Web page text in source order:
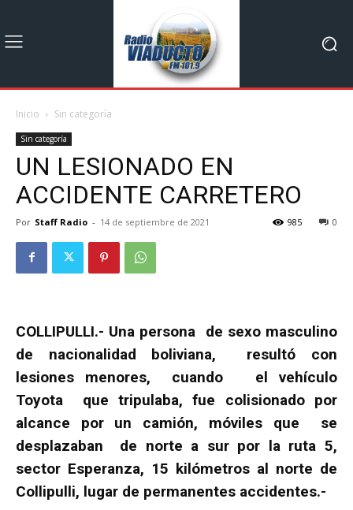
Inicio Sin categoría
Sin categoría
UN LESIONADO EN
ACCIDENTE CARRETERO
Por Staff Radio - 14 de septiembre de 2021 0
985
COLLIPULLI.- Una persona de sexo masculino
de nacionalidad boliviana, resultó con
lesiones menores, cuando el vehículo
Toyota que tripulaba, fue colisionado por
alcance por un camión, móviles que se
desplazaban de norte a sur por la ruta 5,
sector Esperanza, 15 kilómetros al norte de
Collipulli, lugar de permanentes accidentes.-